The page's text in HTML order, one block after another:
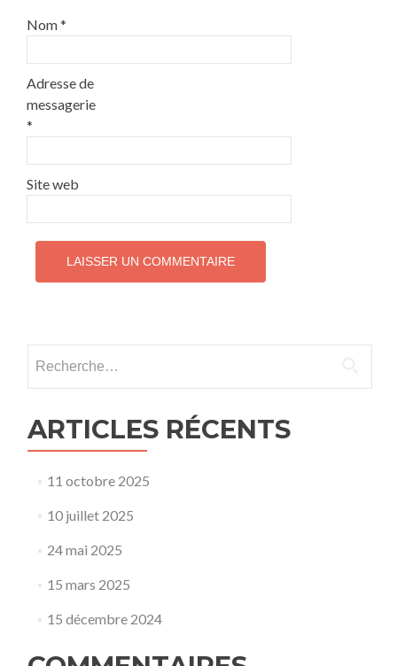
Nom*
Adresse de
messagerie
*
Site web
ARTICLES RÉCENTS
11 octobre 2025
10 juillet 2025
24 mai 2025
15 mars 2025
15 décembre 2024